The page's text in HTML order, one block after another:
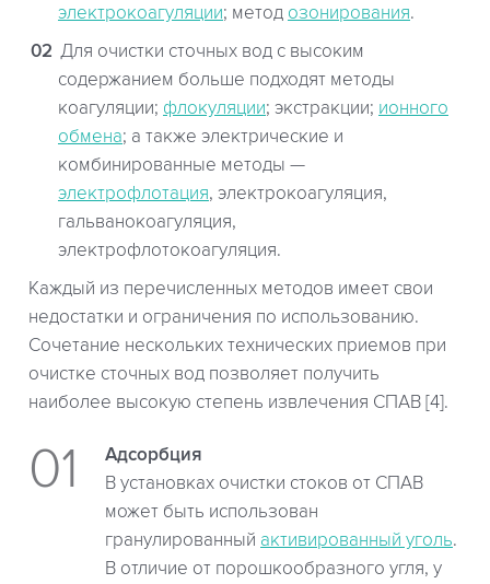
электрокоагуляции; метод озонирования.
Для очистки сточных вод с высоким
содержанием больше подходят методы
коагуляции; флокуляции; экстракции; ионного
обмена; а также электрические и
комбинированные методы —
электрофлотация, электрокоагуляция,
гальванокоагуляция,
электрофлотокоагуляция.
Каждый из перечисленных методов имеет свои
недостатки и ограничения по использованию.
Сочетание нескольких технических приемов при
очистке сточных вод позволяет получить
наиболее высокую степень извлечения СПАВ [4].
Адсорбция
В установках очистки стоков от СПАВ
может быть использован
гранулированный активированный уголь.
В отличие от порошкообразного угля, у